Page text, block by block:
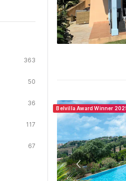
363
50
36
117
67
Belvilla Award Winner